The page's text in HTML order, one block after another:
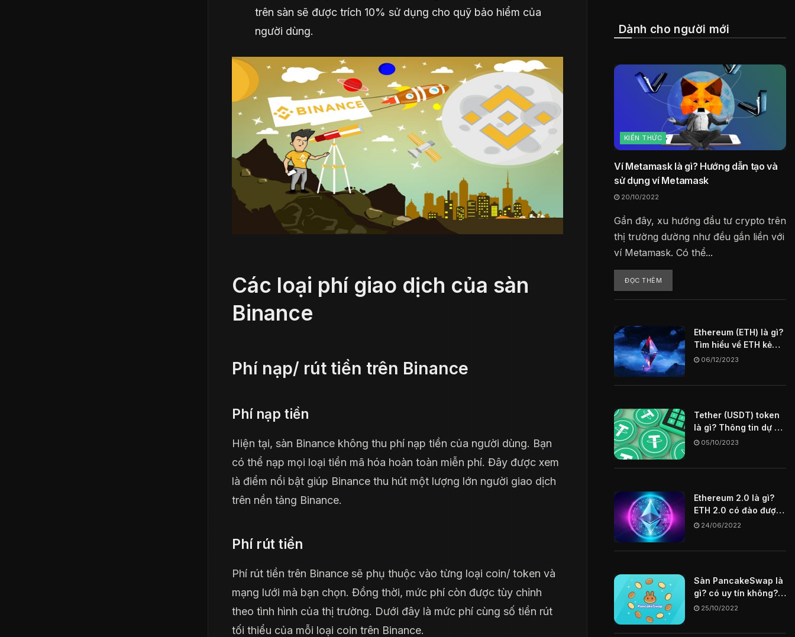
trên sàn sẽ được trích 10% sử dụng cho quỹ bảo hiểm của
người dùng.
Các loại phí giao dịch của sàn
Binance
Phí nạp/ rút tiền trên Binance
Phí nạp tiền
Hiện tại, sàn Binance không thu phí nạp tiền của người dùng. Bạn
có thể nạp mọi loại tiền mã hóa hoàn toàn miễn phí. Đây được xem
là điểm nổi bật giúp Binance thu hút một lượng lớn người giao dịch
trên nền tảng Binance.
Phí rút tiền
Phí rút tiền trên Binance sẽ phụ thuộc vào từng loại coin/ token và
mạng lưới mà bạn chọn. Đồng thời, mức phí còn được tùy chỉnh
theo tình hình của thị trường. Dưới đây là mức phí cùng số tiền rút
tối thiểu của mỗi loại coin trên Binance.
Dành cho người mới
KIẾN THỨC
Ví Metamask là gì? Hướng dẫn tạo và
sử dụng ví Metamask
20/10/2022
Gần đây, xu hướng đầu tư crypto trên
thị trường dường như đều gắn liền với
ví Metamask. Có thể...
ĐỌC THÊM
Ethereum (ETH) là gì?
Tìm hiểu về ETH kẻ
thách thức vĩ đại
06/12/2023
Tether (USDT) token
là gì? Thông tin dự án
USDT coin
05/10/2023
Ethereum 2.0 là gì?
ETH 2.0 có đào được
không? Tìm hiểu chi
24/06/2022
Sàn PancakeSwap là
gì? có uy tín không?
Hướng dẫn cách mua
25/10/2022